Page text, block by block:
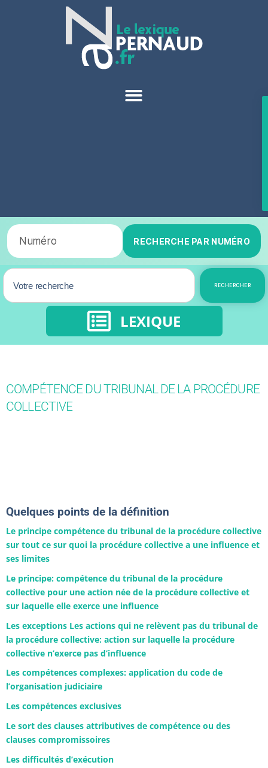
RECHERCHE PAR NUMÉRO
RECHERCHER
LEXIQUE
COMPÉTENCE DU TRIBUNAL DE LA PROCÉDURE
COLLECTIVE
Quelques points de la définition
Le principe compétence du tribunal de la procédure collective
sur tout ce sur quoi la procédure collective a une influence et
ses limites
Le principe: compétence du tribunal de la procédure
collective pour une action née de la procédure collective et
sur laquelle elle exerce une influence
Les exceptions Les actions qui ne relèvent pas du tribunal de
la procédure collective: action sur laquelle la procédure
collective n’exerce pas d’influence
Les compétences complexes: application du code de
l’organisation judiciaire
Les compétences exclusives
Le sort des clauses attributives de compétence ou des
clauses compromissoires
Les difficultés d’exécution